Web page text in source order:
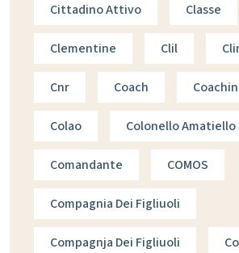
Cittadino Attivo Classe
Clementine Clil
Cnr Coach
Colao Colonello Amatiello
Comandante COMOS
Compagnia Dei Figliuoli
Compagnja Dei Figliuoli